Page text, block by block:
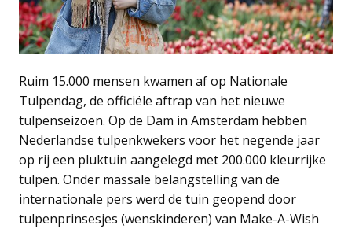
Ruim 15.000 mensen kwamen af op Nationale
Tulpendag, de officiële aftrap van het nieuwe
tulpenseizoen. Op de Dam in Amsterdam hebben
Nederlandse tulpenkwekers voor het negende jaar
op rij een pluktuin aangelegd met 200.000 kleurrijke
tulpen. Onder massale belangstelling van de
internationale pers werd de tuin geopend door
tulpenprinsesjes (wenskinderen) van Make-A-Wish